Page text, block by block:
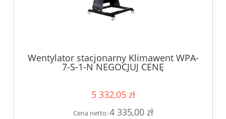
Wentylator stacjonarny Klimawent WPA-
7-S-1-N NEGOCJUJ CENĘ
5 332,05 zł
Cena netto:4 335,00 zł